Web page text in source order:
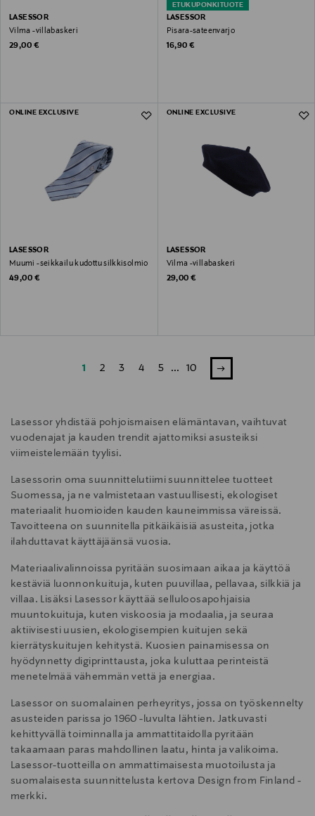
LASESSOR
Vilma -villabaskeri
Original Price
29,00 €
ETUKUPONKITUOTE
LASESSOR
Pisara-sateenvarjo
Original Price
16,90 €
ONLINE EXCLUSIVE
LASESSOR
Muumi -seikkailu kudottu silkkisolmio
Original Price
49,00 €
ONLINE EXCLUSIVE
LASESSOR
Vilma -villabaskeri
Original Price
29,00 €
1 2 3 4 5 ... 10
Lasessor yhdistää pohjoismaisen elämäntavan, vaihtuvat
vuodenajat ja kauden trendit ajattomiksi asusteiksi
viimeistelemään tyylisi.
Lasessorin oma suunnittelutiimi suunnittelee tuotteet
Suomessa, ja ne valmistetaan vastuullisesti, ekologiset
materiaalit huomioiden kauden kauneimmissa väreissä.
Tavoitteena on suunnitella pitkäikäisiä asusteita, jotka
ilahduttavat käyttäjäänsä vuosia.
Materiaalivalinnoissa pyritään suosimaan aikaa ja käyttöä
kestäviä luonnonkuituja, kuten puuvillaa, pellavaa, silkkiä ja
villaa. Lisäksi Lasessor käyttää selluloosapohjaisia
muuntokuituja, kuten viskoosia ja modaalia, ja seuraa
aktiivisesti uusien, ekologisempien kuitujen sekä
kierrätyskuitujen kehitystä. Kuosien painamisessa on
hyödynnetty digiprinttausta, joka kuluttaa perinteistä
menetelmää vähemmän vettä ja energiaa.
Lasessor on suomalainen perheyritys, jossa on työskennelty
asusteiden parissa jo 1960 -luvulta lähtien. Jatkuvasti
kehittyvällä toiminnalla ja ammattitaidolla pyritään
takaamaan paras mahdollinen laatu, hinta ja valikoima.
Lasessor-tuotteilla on ammattimaisesta muotoilusta ja
suomalaisesta suunnittelusta kertova Design from Finland -
merkki.